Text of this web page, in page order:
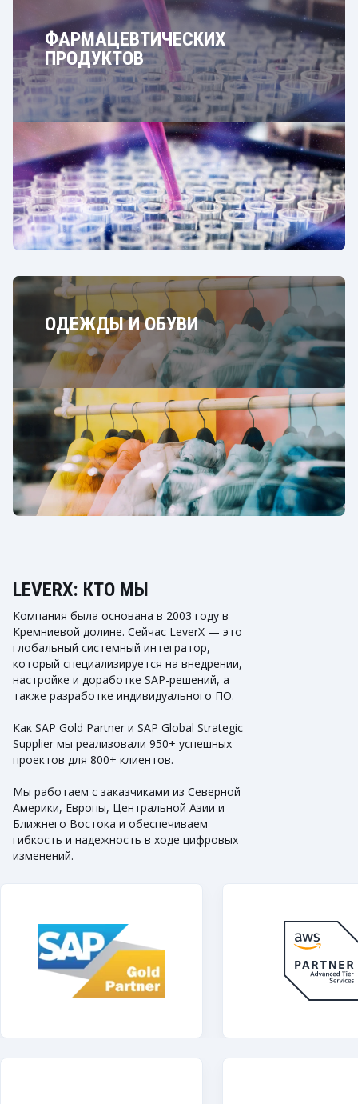
ФАРМАЦЕВТИЧЕСКИХ
ПРОДУКТОВ
ОДЕЖДЫ И ОБУВИ
LEVERX: КТО МЫ
Компания была основана в 2003 году в
Кремниевой долине. Сейчас LeverX — это
глобальный системный интегратор,
который специализируется на внедрении,
настройке и доработке SAP-решений, а
также разработке индивидуального ПО.
Как SAP Gold Partner и SAP Global Strategic
Supplier мы реализовали 950+ успешных
проектов для 800+ клиентов.
Мы работаем с заказчиками из Северной
Америки, Европы, Центральной Азии и
Ближнего Востока и обеспечиваем
гибкость и надежность в ходе цифровых
изменений.